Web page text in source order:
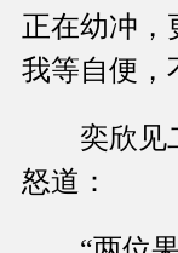
正在幼冲，
我等自便，
奕欣见
怒道：